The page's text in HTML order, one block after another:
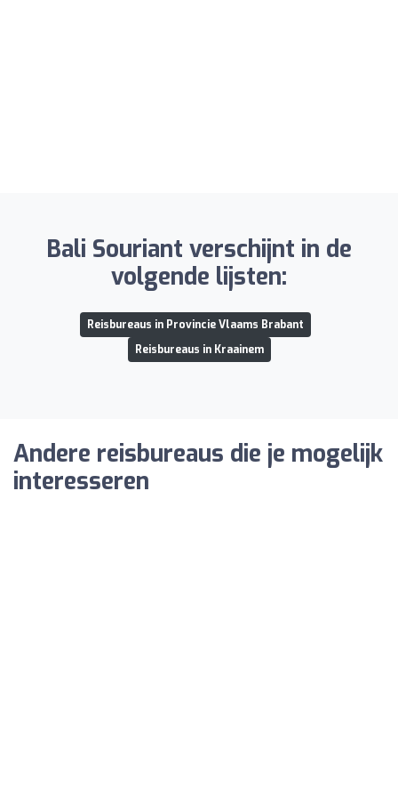
Bali Souriant verschijnt in de
volgende lijsten:
Reisbureaus in Provincie Vlaams Brabant
Reisbureaus in Kraainem
Andere reisbureaus die je mogelijk
interesseren